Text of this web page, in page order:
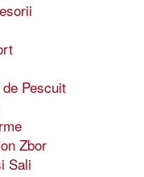
Pescuit
Zbor
Sali